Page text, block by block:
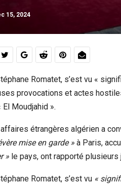
15, 2024
Romatet, s’est vu «
provocations et actes
Moudjahid ».
étrangères algérien a
mise en garde »à Paris,
»le pays, ont rapporté plusieurs
Romatet, s’est vu «
À Bruxelles : Quand Un Geste
Les Fractures…